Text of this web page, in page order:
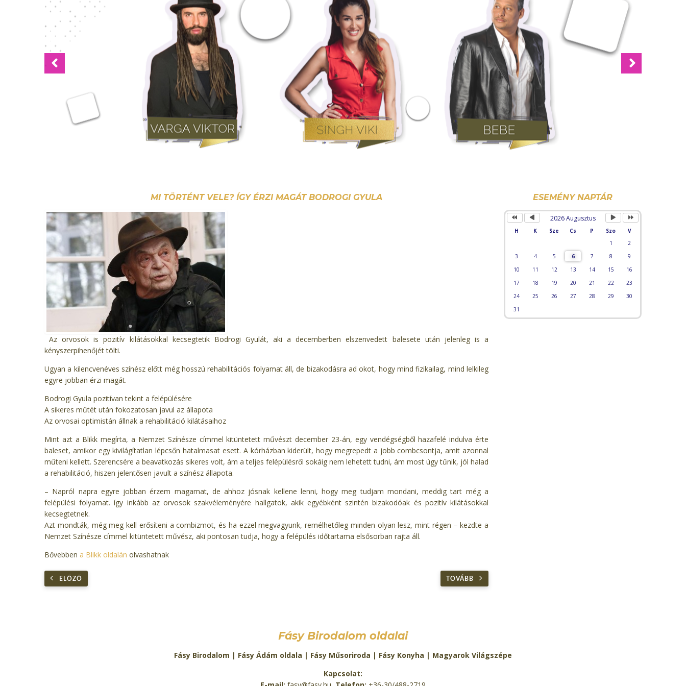
Previous Next
MI TÖRTÉNT VELE? ÍGY ÉRZI MAGÁT BODROGI GYULA
Az orvosok is pozitív kilátásokkal kecsegtetik Bodrogi Gyulát, aki a decemberben elszenvedett balesete után jelenleg is a
kényszerpihenőjét tölti.
Ugyan a kilencvenéves színész előtt még hosszú rehabilitációs folyamat áll, de bizakodásra ad okot, hogy mind fizikailag, mind lelkileg
egyre jobban érzi magát.
Bodrogi Gyula pozitívan tekint a felépülésére
A sikeres műtét után fokozatosan javul az állapota
Az orvosai optimistán állnak a rehabilitáció kilátásaihoz
Mint azt a Blikk megírta, a Nemzet Színésze címmel kitüntetett művészt december 23-án, egy vendégségből hazafelé indulva érte
baleset, amikor egy kivilágítatlan lépcsőn hatalmasat esett. A kórházban kiderült, hogy megrepedt a jobb combcsontja, amit azonnal
műteni kellett. Szerencsére a beavatkozás sikeres volt, ám a teljes felépülésről sokáig nem lehetett tudni, ám most úgy tűnik, jól halad
a rehabilitáció, hiszen jelentősen javult a színész állapota.
– Napról napra egyre jobban érzem magamat, de ahhoz jósnak kellene lenni, hogy meg tudjam mondani, meddig tart még a
felépülési folyamat. így inkább az orvosok szakvéleményére hallgatok, akik egyébként szintén bizakodóak és pozitív kilátásokkal
kecsegtetnek.
Azt mondták, még meg kell erősíteni a combizmot, és ha ezzel megvagyunk, remélhetőleg minden olyan lesz, mint régen – kezdte a
Nemzet Színésze címmel kitüntetett művész, aki pontosan tudja, hogy a felépülés időtartama elsősorban rajta áll.
Bővebben a Blikk oldalán olvashatnak
ELŐZŐ TOVÁBB
ESEMÉNY NAPTÁR
2026 Augusztus
H K Sze Cs P Szo
V
1
2
3
4 5 6 7 8
9
10
11 12 13 14 15
16
17
18 19 20 21 22
23
24
25 26 27 28 29
30
31
Fásy Birodalom oldalai
Fásy Birodalom | Fásy Ádám oldala | Fásy Műsoriroda | Fásy Konyha | Magyarok Világszépe
Kapcsolat: